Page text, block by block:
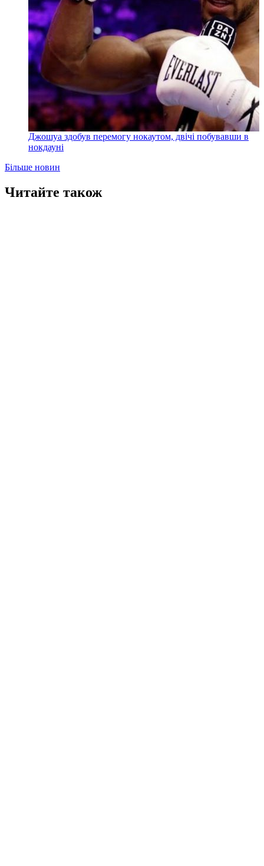
Джошуа здобув перемогу нокаутом, двічі побувавши в
нокдауні
Більше новин
Читайте також